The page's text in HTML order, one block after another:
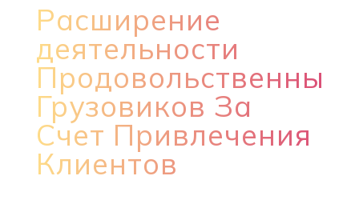
Расширение
деятельности
Продовольственных
Грузовиков За
Счет Привлечения
Клиентов